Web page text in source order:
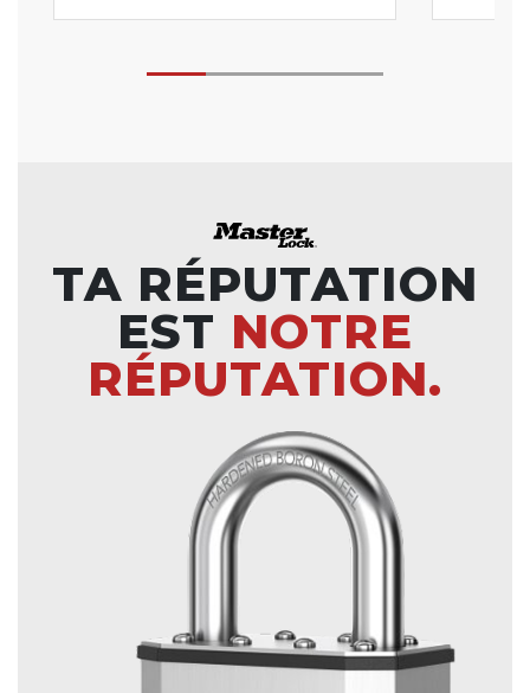
TA RÉPUTATION
EST NOTRE
RÉPUTATION.